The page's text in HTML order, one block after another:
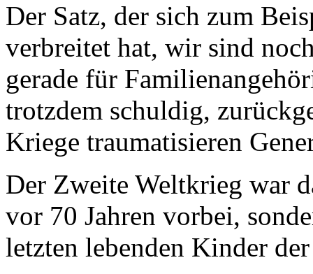
Der Satz, der sich zum
verbreitet hat, wir sind
gerade für
trotzdem schuldig,
Kriege traumatisieren
Der Zweite Weltkrieg war
vor 70 Jahren vorbei,
letzten lebenden Kinder